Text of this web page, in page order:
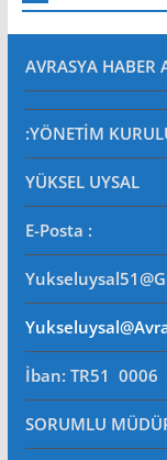
AVRASYA HABER
:YÖNETİM
YÜKSEL UYSAL
E-Posta :
İban: TR51
SORUMLU